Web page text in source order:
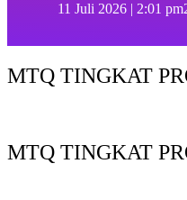
11 Juli 2026 | 2:01 pm
MTQ TINGKAT
MTQ TINGKAT